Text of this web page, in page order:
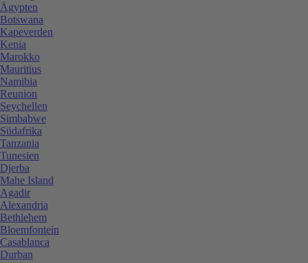
Ägypten
Botswana
Kapeverden
Kenia
Marokko
Mauritius
Namibia
Reunion
Seychellen
Simbabwe
Südafrika
Tanzania
Tunesien
Djerba
Mahe Island
Agadir
Alexandria
Bethlehem
Bloemfontein
Casablanca
Durban